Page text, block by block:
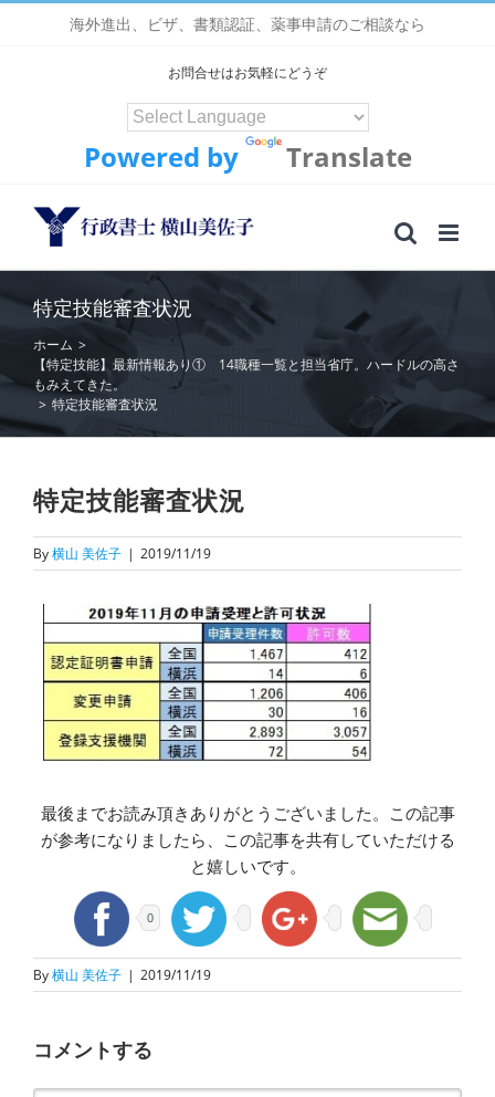
海外進出、ビザ、書類認証、薬事申請のご相談なら
お問合せはお気軽にどうぞ
Powered by Translate
特定技能審査状況
ホーム >
【特定技能】最新情報あり① 14職種一覧と担当省庁。ハードルの高さ
もみえてきた。
> 特定技能審査状況
特定技能審査状況
By横山 美佐子 | 2019/11/19
最後までお読み頂きありがとうございました。この記事
が参考になりましたら、この記事を共有していただける
と嬉しいです。
0
By横山 美佐子 | 2019/11/19
コメントする